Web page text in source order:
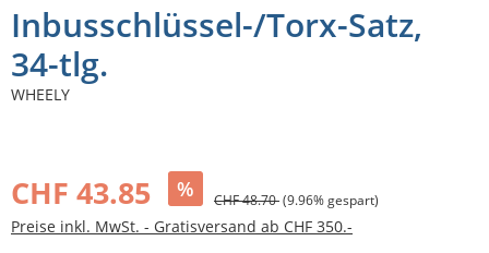
Inbusschlüssel-/Torx-Satz,
34-tlg.
WHEELY
CHF 43.85 % CHF 48.70(9.96% gespart)
Preise inkl. MwSt. - Gratisversand ab CHF 350.-